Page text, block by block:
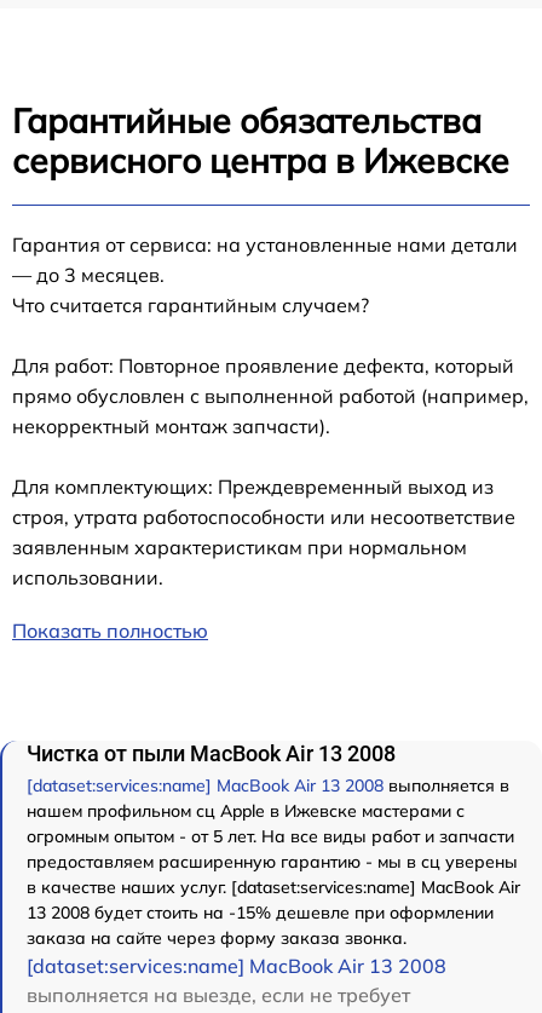
Гарантийные обязательства
сервисного центра в Ижевске
Гарантия от сервиса: на установленные нами детали
— до 3 месяцев.
Что считается гарантийным случаем?
Для работ: Повторное проявление дефекта, который
прямо обусловлен с выполненной работой (например,
некорректный монтаж запчасти).
Для комплектующих: Преждевременный выход из
строя, утрата работоспособности или несоответствие
заявленным характеристикам при нормальном
использовании.
Показать полностью
Чистка от пыли MacBook Air 13 2008
[dataset:services:name] MacBook Air 13 2008 выполняется в
нашем профильном сц Apple в Ижевске мастерами с
огромным опытом - от 5 лет. На все виды работ и запчасти
предоставляем расширенную гарантию - мы в сц уверены
в качестве наших услуг. [dataset:services:name] MacBook Air
13 2008 будет стоить на -15% дешевле при оформлении
заказа на сайте через форму заказа звонка.
[dataset:services:name] MacBook Air 13 2008
выполняется на выезде, если не требует